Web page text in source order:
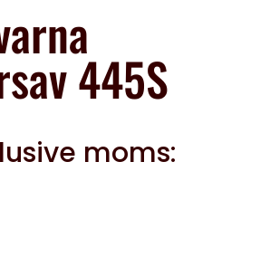
445S
moms: